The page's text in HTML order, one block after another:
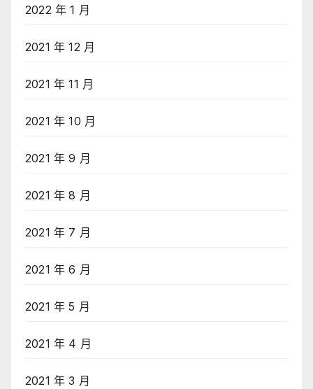
2022 年 1 月
2021 年 12 月
2021 年 11 月
2021 年 10 月
2021 年 9 月
2021 年 8 月
2021 年 7 月
2021 年 6 月
2021 年 5 月
2021 年 4 月
2021 年 3 月